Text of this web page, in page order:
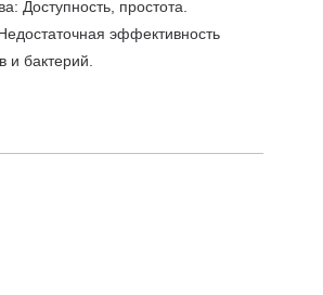
Доступность, простота.
эффективность
и бактерий.